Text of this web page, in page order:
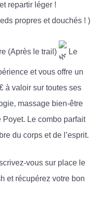
repartir léger !
propres et douchés ! )
(Après le trail) Le
et vous offre un
à valoir sur toutes ses
massage bien-être
Le combo parfait
du corps et de l’esprit.
vous sur place le
et récupérez votre bon